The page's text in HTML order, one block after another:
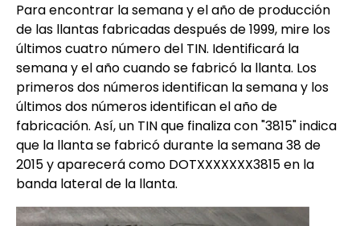
Para encontrar la semana y el año de producción
de las llantas fabricadas después de 1999, mire los
últimos cuatro número del TIN. Identificará la
semana y el año cuando se fabricó la llanta. Los
primeros dos números identifican la semana y los
últimos dos números identifican el año de
fabricación. Así, un TIN que finaliza con "3815" indica
que la llanta se fabricó durante la semana 38 de
2015 y aparecerá como DOTXXXXXXX3815 en la
banda lateral de la llanta.